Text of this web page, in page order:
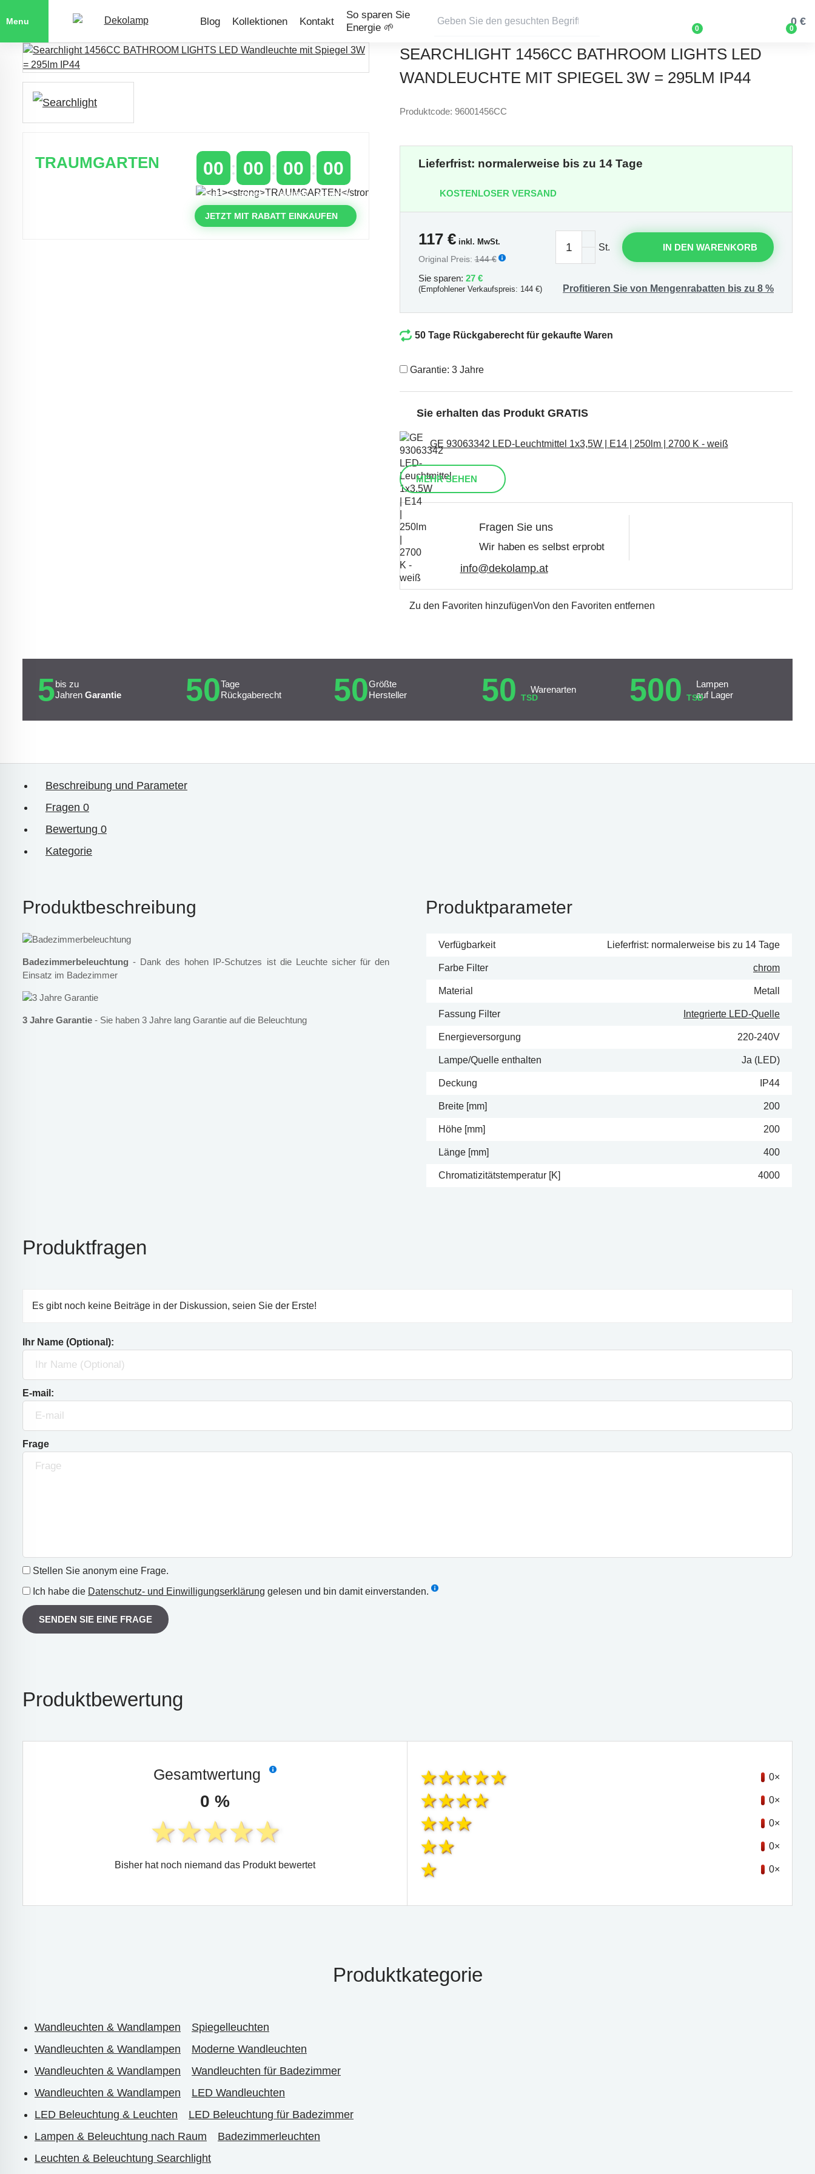
Menu Blog Kollektionen Kontakt
So sparen Sie
Energie 🌱
0 0
0 €
SEARCHLIGHT 1456CC BATHROOM LIGHTS LED
WANDLEUCHTE MIT SPIEGEL 3W = 295LM IP44
TRAUMGARTEN 00
TAGE
00
STUNDEN
00
MINUTEN
00
SEKUNDEN
JETZT MIT RABATT EINKAUFEN
Produktcode: 96001456CC
Lieferfrist: normalerweise bis zu 14 Tage
KOSTENLOSER VERSAND
117€inkl. MwSt.
Original Preis:144 €
Sie sparen: 27 €
(Empfohlener Verkaufspreis: 144 €)
St. IN DEN WARENKORB
Profitieren Sie von Mengenrabatten bis zu 8 %
50 Tage Rückgaberecht für gekaufte Waren
Garantie: 3 Jahre
Sie erhalten das Produkt GRATIS
GE 93063342 LED-Leuchtmittel 1x3,5W | E14 | 250lm | 2700 K - weiß
MEHR SEHEN
Fragen Sie uns
Wir haben es selbst erprobt
info@dekolamp.at
Zu den Favoriten hinzufügenVon den Favoriten entfernen
5bis zu
Jahren Garantie 50Tage
Rückgaberecht
50Größte
Hersteller
50 TSD
Warenarten 500 TSD
Lampen
auf Lager
Beschreibung und Parameter
Fragen 0
Bewertung 0
Kategorie
Produktbeschreibung
Badezimmerbeleuchtung - Dank des hohen IP-Schutzes ist die Leuchte sicher für den
Einsatz im Badezimmer
3 Jahre Garantie - Sie haben 3 Jahre lang Garantie auf die Beleuchtung
Produktparameter
Verfügbarkeit Lieferfrist: normalerweise bis zu 14 Tage
Farbe Filter chrom
Material Metall
Fassung Filter Integrierte LED-Quelle
Energieversorgung 220-240V
Lampe/Quelle enthalten Ja (LED)
Deckung IP44
Breite [mm] 200
Höhe [mm] 200
Länge [mm] 400
Chromatizitätstemperatur [K] 4000
Produktfragen
Es gibt noch keine Beiträge in der Diskussion, seien Sie der Erste!
Ihr Name (Optional):
E-mail:
Frage
Stellen Sie anonym eine Frage.
Ich habe die Datenschutz- und Einwilligungserklärung gelesen und bin damit einverstanden.
SENDEN SIE EINE FRAGE
Produktbewertung
Gesamtwertung
0 %
Bisher hat noch niemand das Produkt bewertet
0×
0×
0×
0×
0×
Produktkategorie
Wandleuchten & Wandlampen
Spiegelleuchten
Wandleuchten & Wandlampen
Moderne Wandleuchten
Wandleuchten & Wandlampen
Wandleuchten für Badezimmer
Wandleuchten & Wandlampen
LED Wandleuchten
LED Beleuchtung & Leuchten
LED Beleuchtung für Badezimmer
Lampen & Beleuchtung nach Raum
Badezimmerleuchten
Leuchten & Beleuchtung Searchlight